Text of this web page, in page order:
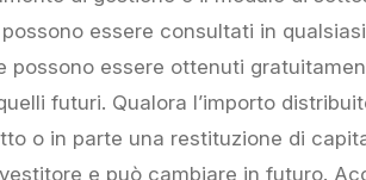
essere consultati in
possono essere ottenuti
futuri. Qualora l’importo
o in parte una restituzione di
e può cambiare in futuro.